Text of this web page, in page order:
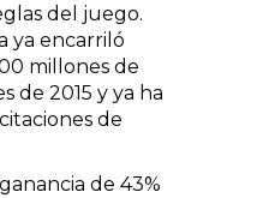
del juego.
ya encarriló
millones de
de 2015 y ya ha
de
de 43%